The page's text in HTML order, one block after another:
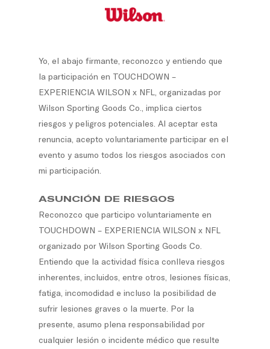
Yo, el abajo firmante, reconozco y entiendo que
la participación en TOUCHDOWN –
EXPERIENCIA WILSON x NFL, organizadas por
Wilson Sporting Goods Co., implica ciertos
riesgos y peligros potenciales. Al aceptar esta
renuncia, acepto voluntariamente participar en el
evento y asumo todos los riesgos asociados con
mi participación.
ASUNCIÓN DE RIESGOS
Reconozco que participo voluntariamente en
TOUCHDOWN – EXPERIENCIA WILSON x NFL
organizado por Wilson Sporting Goods Co.
Entiendo que la actividad física conlleva riesgos
inherentes, incluidos, entre otros, lesiones físicas,
fatiga, incomodidad e incluso la posibilidad de
sufrir lesiones graves o la muerte. Por la
presente, asumo plena responsabilidad por
cualquier lesión o incidente médico que resulte